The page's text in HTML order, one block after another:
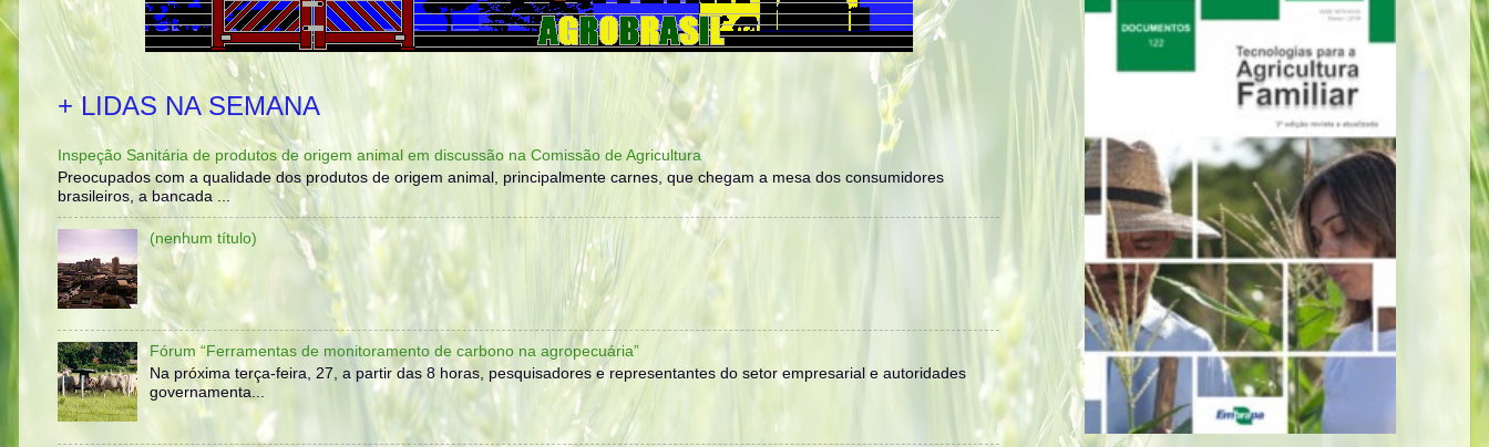
+ LIDAS NA SEMANA
Inspeção Sanitária de produtos de origem animal em discussão na Comissão de Agricultura
Preocupados com a qualidade dos produtos de origem animal, principalmente carnes, que chegam a mesa dos consumidores
brasileiros, a bancada ...
(nenhum título)
Fórum “Ferramentas de monitoramento de carbono na agropecuária”
Na próxima terça-feira, 27, a partir das 8 horas, pesquisadores e representantes do setor empresarial e autoridades
governamenta...